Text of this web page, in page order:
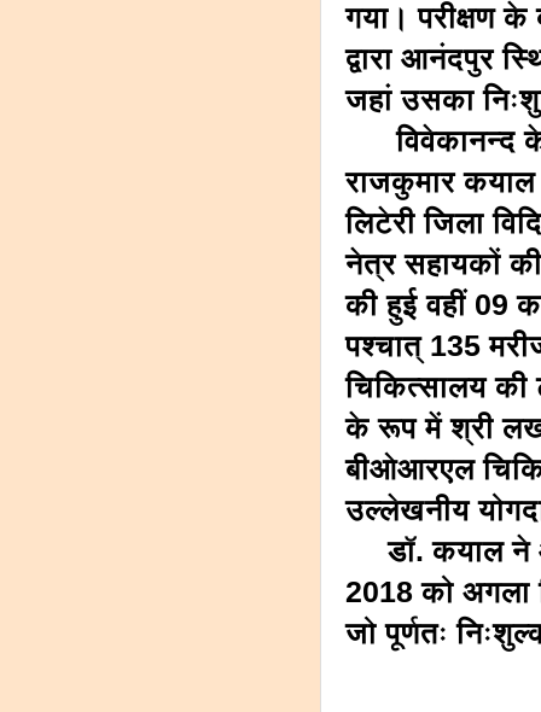
गया। परीक्षण के
द्वारा आनंदपुर
जहां उसका
विवेकानन्द
राजकुमार
लिटेरी जिला
नेत्र सहायकों की
की हुई वहीं 09
पश्चात् 135
चिकित्सालय की
के रूप में श्री
बीओआरएल
उल्लेखनीय
डाॅ. कयाल ने
2018 को अगला
जो पूर्णतः